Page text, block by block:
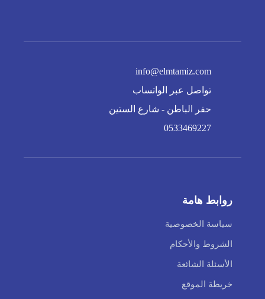
info@elmtamiz.com
تواصل عبر الواتساب
حفر الباطن - شارع الستين
0533469227
روابط هامة
سياسة الخصوصية
الشروط والأحكام
الأسئلة الشائعة
خريطة الموقع